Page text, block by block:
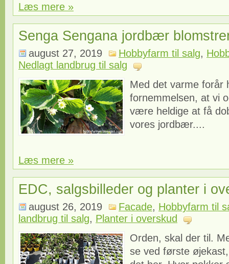
Læs mere »
Senga Sengana jordbær
august 27, 2019 Hobbyfarm til salg,
Nedlagt landbrug til salg
Med det varme forår
fornemmelsen, at vi
være heldige at få
vores jordbær....
Læs mere »
EDC, salgsbilleder og planter i
august 26, 2019 Facade, Hobbyfarm til
landbrug til salg, Planter i overskud
Orden, skal der til.
se ved første